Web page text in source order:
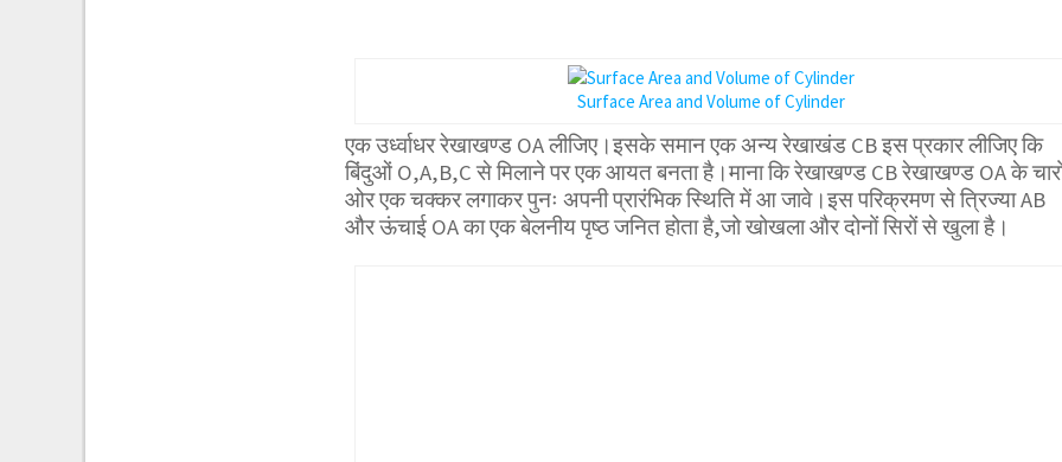
Surface Area and Volume of Cylinder
एक उर्ध्वाधर रेखाखण्ड OA लीजिए।इसके समान एक अन्य रेखाखंड CB इस प्रकार लीजिए कि
बिंदुओं O,A,B,C से मिलाने पर एक आयत बनता है।माना कि रेखाखण्ड CB रेखाखण्ड OA के
ओर एक चक्कर लगाकर पुनः अपनी प्रारंभिक स्थिति में आ जावे।इस परिक्रमण से त्रिज्या AB
और ऊंचाई OA का एक बेलनीय पृष्ठ जनित होता है,जो खोखला और दोनों सिरों से खुला है।